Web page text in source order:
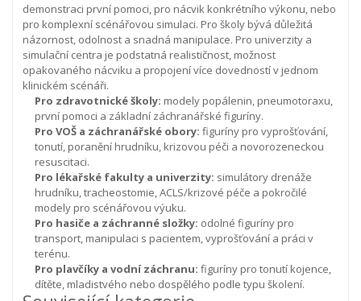
demonstraci první pomoci, pro nácvik konkrétního výkonu, nebo
pro komplexní scénářovou simulaci. Pro školy bývá důležitá
názornost, odolnost a snadná manipulace. Pro univerzity a
simulační centra je podstatná realističnost, možnost
opakovaného nácviku a propojení více dovedností v jednom
klinickém scénáři.
Pro zdravotnické školy: modely popálenin, pneumotoraxu,
první pomoci a základní záchranářské figuríny.
Pro VOŠ a záchranářské obory: figuríny pro vyprošťování,
tonutí, poranění hrudníku, krizovou péči a novorozeneckou
resuscitaci.
Pro lékařské fakulty a univerzity: simulátory drenáže
hrudníku, tracheostomie, ACLS/krizové péče a pokročilé
modely pro scénářovou výuku.
Pro hasiče a záchranné složky: odolné figuríny pro
transport, manipulaci s pacientem, vyprošťování a práci v
terénu.
Pro plavčíky a vodní záchranu: figuríny pro tonutí kojence,
dítěte, mladistvého nebo dospělého podle typu školení.